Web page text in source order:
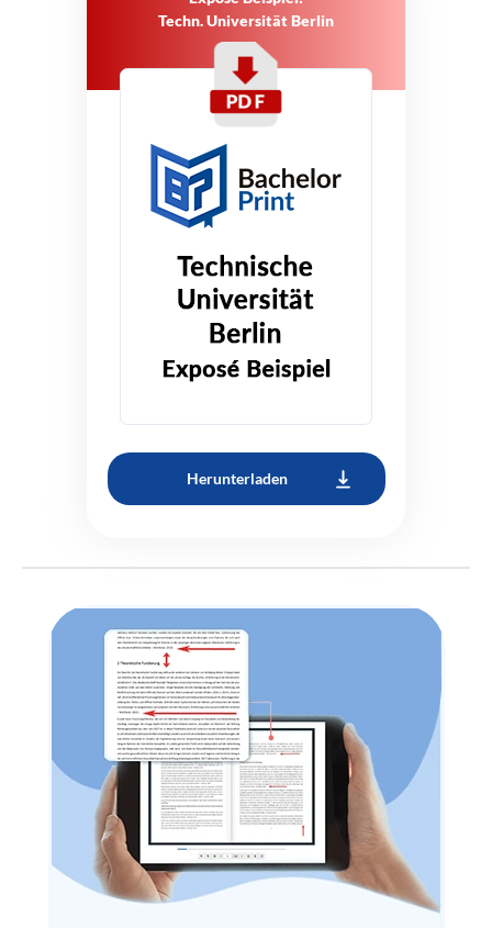
Techn. Universität Berlin
Herunterladen